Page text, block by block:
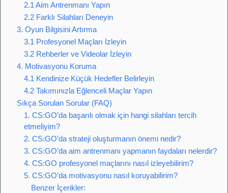
2.1 Aim Antrenmanı Yapın
2.2 Farklı Silahları Deneyin
3. Oyun Bilgisini Artırma
3.1 Profesyonel Maçları İzleyin
3.2 Rehberler ve Videolar İzleyin
4. Motivasyonu Koruma
4.1 Kendinize Küçük Hedefler Belirleyin
4.2 Takımınızla Eğlenceli Maçlar Yapın
Sıkça Sorulan Sorular (FAQ)
1. CS:GO’da başarılı olmak için hangi silahları tercih
etmeliyim?
2. CS:GO’da strateji oluşturmanın önemi nedir?
3. CS:GO’da aim antrenmanı yapmanın faydaları nelerdir?
4. CS:GO profesyonel maçlarını nasıl izleyebilirim?
5. CS:GO’da motivasyonu nasıl koruyabilirim?
Benzer İçerikler: